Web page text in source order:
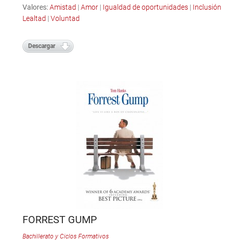
Valores:Amistad | Amor| Igualdad de oportunidades| Inclusión
Lealtad | Voluntad
Descargar
FORREST GUMP
Bachillerato y Ciclos Formativos